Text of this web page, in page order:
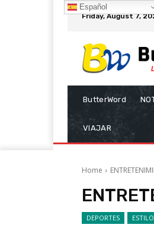
Friday, August 7,
ButterWord
VIAJAR
Home
DEPORTES
Español